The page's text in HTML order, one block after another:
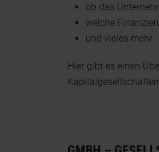
ob das
welche
und vieles mehr.
Hier gibt es einen